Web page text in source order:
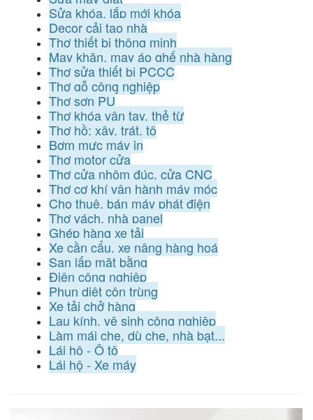
Sửa khóa, lắp mới khóa
Decor cải tạo nhà
Thợ thiết bị thông minh
May khăn, may áo ghế nhà hàng
Thợ sửa thiết bị PCCC
Thợ gỗ công nghiệp
Thợ sơn PU
Thợ khóa vân tay, thẻ từ
Thợ hồ: xây, trát, tô
Bơm mực máy in
Thợ motor cửa
Thợ cửa nhôm đúc, cửa CNC
Thợ cơ khí vận hành máy móc
Cho thuê, bán máy phát điện
Thợ vách, nhà panel
Ghép hàng xe tải
Xe cần cẩu, xe nâng hàng hoá
San lấp mặt bằng
Điện công nghiệp
Phun diệt côn trùng
Xe tải chở hàng
Lau kính, vệ sinh công nghiệp
Làm mái che, dù che, nhà bạt...
Lái hộ - Ô tô
Lái hộ - Xe máy